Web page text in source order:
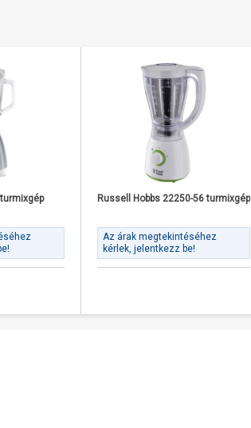
Russell Hobbs 22250-56 turmixgép
Az árak megtekintéséhez
kérlek, jelentkezz be!